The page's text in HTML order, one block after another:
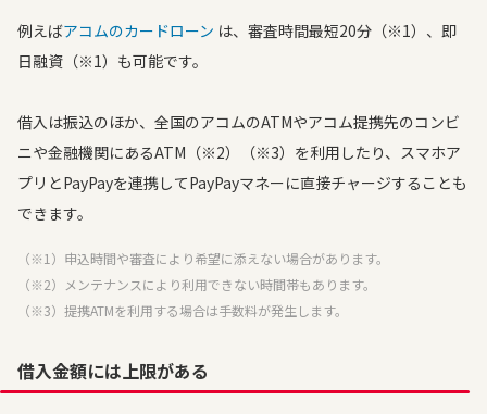
例えばアコムのカードローン は、審査時間最短20分（※1）、即
日融資（※1）も可能です。
借入は振込のほか、全国のアコムのATMやアコム提携先のコンビ
ニや金融機関にあるATM（※2）（※3）を利用したり、スマホア
プリとPayPayを連携してPayPayマネーに直接チャージすることも
できます。
（※1）申込時間や審査により希望に添えない場合があります。
（※2）メンテナンスにより利用できない時間帯もあります。
（※3）提携ATMを利用する場合は手数料が発生します。
借入金額には上限がある